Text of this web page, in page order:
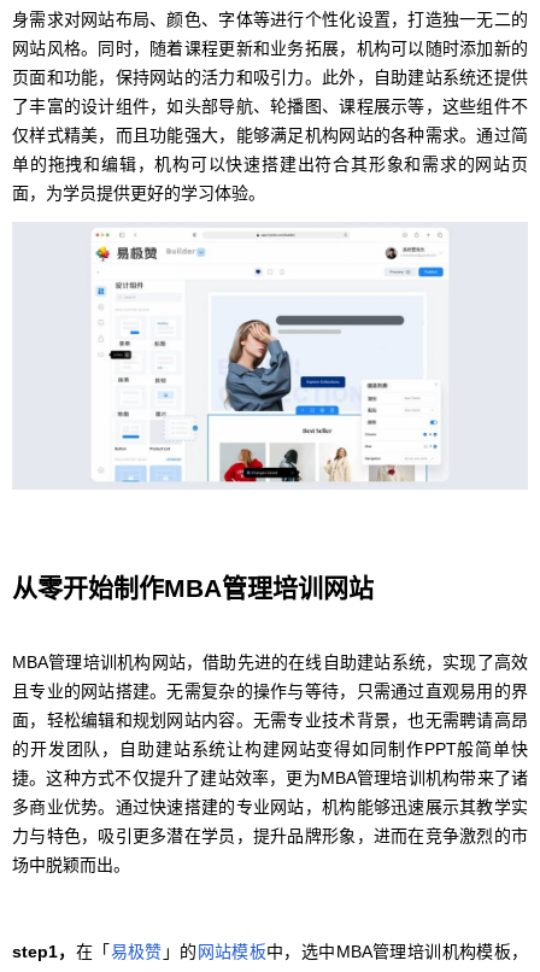
身需求对网站布局、颜色、字体等进行个性化设置，打造独一无二的
网站风格。同时，随着课程更新和业务拓展，机构可以随时添加新的
页面和功能，保持网站的活力和吸引力。此外，自助建站系统还提供
了丰富的设计组件，如头部导航、轮播图、课程展示等，这些组件不
仅样式精美，而且功能强大，能够满足机构网站的各种需求。通过简
单的拖拽和编辑，机构可以快速搭建出符合其形象和需求的网站页
面，为学员提供更好的学习体验。
从零开始制作MBA管理培训网站
MBA管理培训机构网站，借助先进的在线自助建站系统，实现了高效
且专业的网站搭建。无需复杂的操作与等待，只需通过直观易用的界
面，轻松编辑和规划网站内容。无需专业技术背景，也无需聘请高昂
的开发团队，自助建站系统让构建网站变得如同制作PPT般简单快
捷。这种方式不仅提升了建站效率，更为MBA管理培训机构带来了诸
多商业优势。通过快速搭建的专业网站，机构能够迅速展示其教学实
力与特色，吸引更多潜在学员，提升品牌形象，进而在竞争激烈的市
场中脱颖而出。
step1， 在「 易极赞 」的 网站模板中，选中MBA管理培训机构模板，